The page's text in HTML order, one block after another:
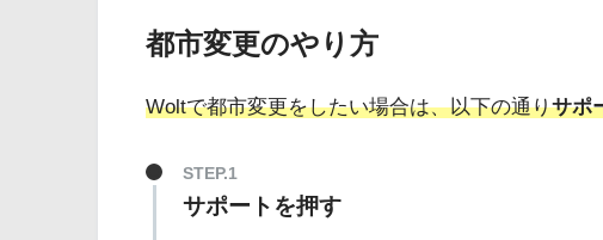
都市変更のやり方
Woltで都市変更をしたい場合は、以下の通りサポ
サポートを押す